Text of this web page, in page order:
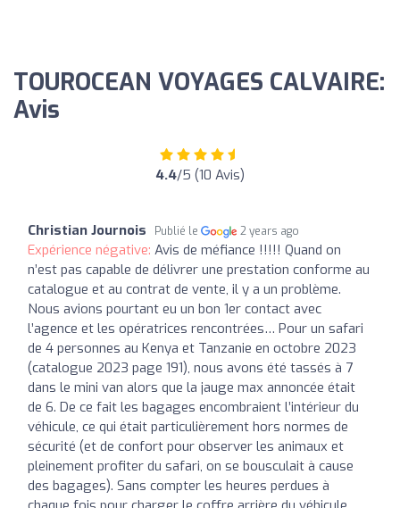
TOUROCEAN VOYAGES CALVAIRE:
Avis
4.4/5 (10 Avis)
Christian Journois Publié le 2 years ago
Expérience négative: Avis de méfiance !!!!! Quand on
n’est pas capable de délivrer une prestation conforme au
catalogue et au contrat de vente, il y a un problème.
Nous avions pourtant eu un bon 1er contact avec
l’agence et les opératrices rencontrées… Pour un safari
de 4 personnes au Kenya et Tanzanie en octobre 2023
(catalogue 2023 page 191), nous avons été tassés à 7
dans le mini van alors que la jauge max annoncée était
de 6. De ce fait les bagages encombraient l’intérieur du
véhicule, ce qui était particulièrement hors normes de
sécurité (et de confort pour observer les animaux et
pleinement profiter du safari, on se bousculait à cause
des bagages). Sans compter les heures perdues à